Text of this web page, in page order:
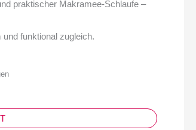
praktischer Makramee-Schlaufe –
funktional zugleich.